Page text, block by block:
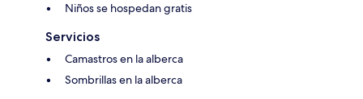
Niños se hospedan gratis
Servicios
Camastros en la alberca
Sombrillas en la alberca